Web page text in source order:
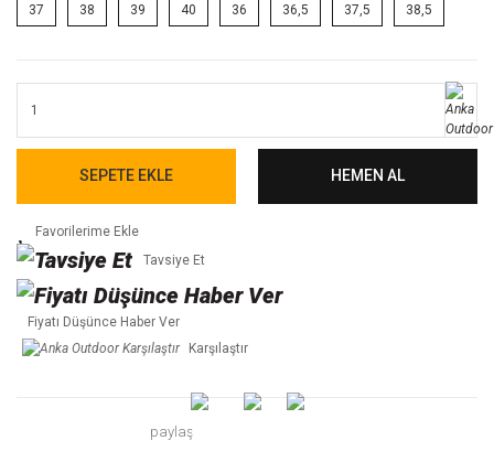
37 38 39 40 36 36,5 37,5 38,5
SEPETE EKLE HEMEN AL
Tavsiye Et
Fiyatı Düşünce Haber Ver
Karşılaştır
paylaş